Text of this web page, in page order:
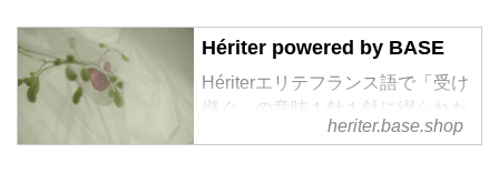
Hériter powered by BASE
Hériterエリテフランス語で「受け
継ぐ」の意味１針１針に綴られた
記憶と技術を未来に受け継ぐ余韻
heriter.base.shop